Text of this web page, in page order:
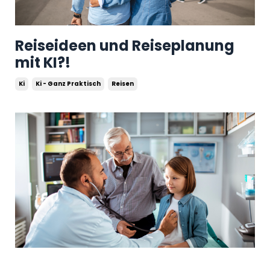
Reiseideen und Reiseplanung
mit KI?!
Ki Ki - Ganz Praktisch Reisen